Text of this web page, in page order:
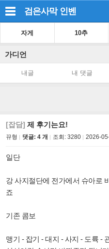
검은사막 인벤
자게 10추
가디언
내글 내 댓글
[잡담] 제 후기는요!
뀨형 댓글: 4 개 조회: 3280 2026-
일단
강 사지절단에 전가에서 슈아로
죠
기존 콤보
맹기 - 잡기 - 대지 - 사지 - 도륙 -